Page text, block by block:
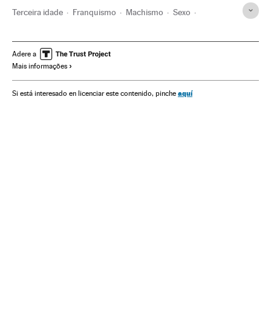
Terceira idade Franquismo Machismo Sexo
Adere a
Mais informações
Si está interesado en licenciar este contenido, pinche aquí